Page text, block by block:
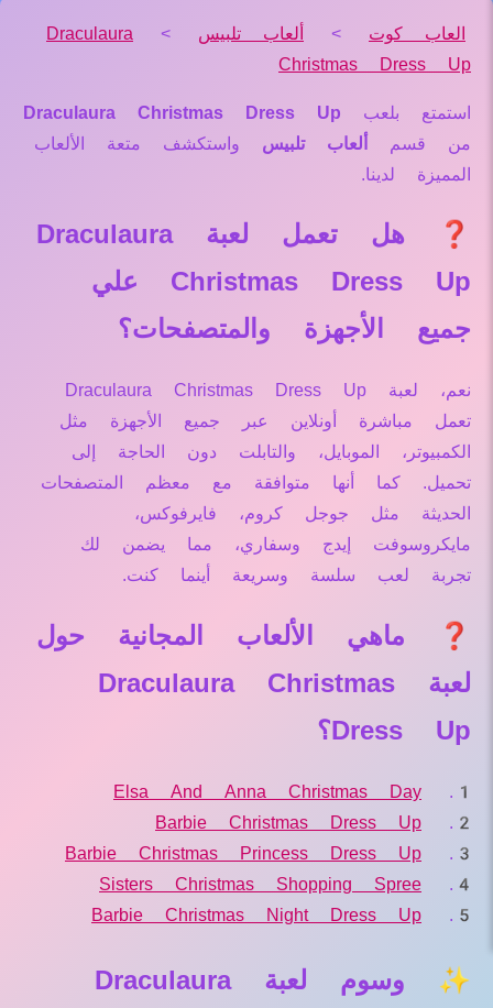
العاب كوت > ألعاب تلبيس >
Draculaura
Christmas Dress Up
استمتع بلعب Draculaura Christmas Dress Up
من قسم
ألعاب تلبيس واستكشف متعة الألعاب
المميزة لدينا.
❓ هل تعمل لعبة Draculaura
Christmas Dress Up علي
جميع الأجهزة والمتصفحات؟
نعم، لعبة Draculaura Christmas Dress Up
تعمل مباشرة أونلاين عبر جميع الأجهزة مثل
الكمبيوتر، الموبايل، والتابلت دون الحاجة إلى
تحميل. كما أنها متوافقة مع معظم المتصفحات
الحديثة مثل جوجل كروم، فايرفوكس،
مايكروسوفت إيدج وسفاري، مما يضمن لك
تجربة لعب سلسة وسريعة أينما كنت.
❓ ماهي الألعاب المجانية حول
لعبة Draculaura Christmas
Dress Up؟
Elsa And Anna Christmas Day
Barbie Christmas Dress Up
Barbie Christmas Princess Dress Up
Sisters Christmas Shopping Spree
Barbie Christmas Night Dress Up
✨ وسوم لعبة Draculaura